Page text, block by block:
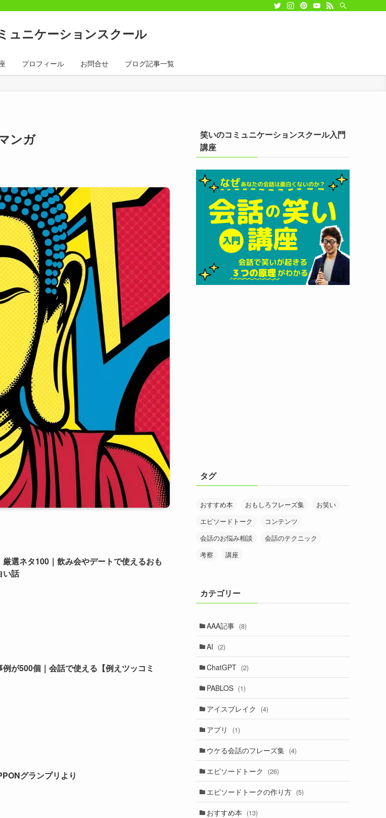
ュニケーションスクール
プロフィール お問合せ ブログ記事一覧
ンガ
ネタ100｜飲み会やデートで使えるおも
い話
が500個｜会話で使える【例えツッコミ
グランプリより
笑いのコミュニケーションスクール入門
講座
タグ
おすすめ本 おもしろフレーズ集
お笑い
エピソードトーク
コンテンツ
会話のお悩み相談
会話のテクニック
考察
講座
カテゴリー
AAA記事 (8)
AI (2)
ChatGPT (2)
PABLOS (1)
アイスブレイク (4)
アプリ (1)
ウケる会話のフレーズ集 (4)
エピソードトーク (26)
エピソードトークの作り方 (5)
おすすめ本 (13)